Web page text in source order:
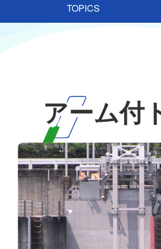
TOPICS
企業情報
アーム付